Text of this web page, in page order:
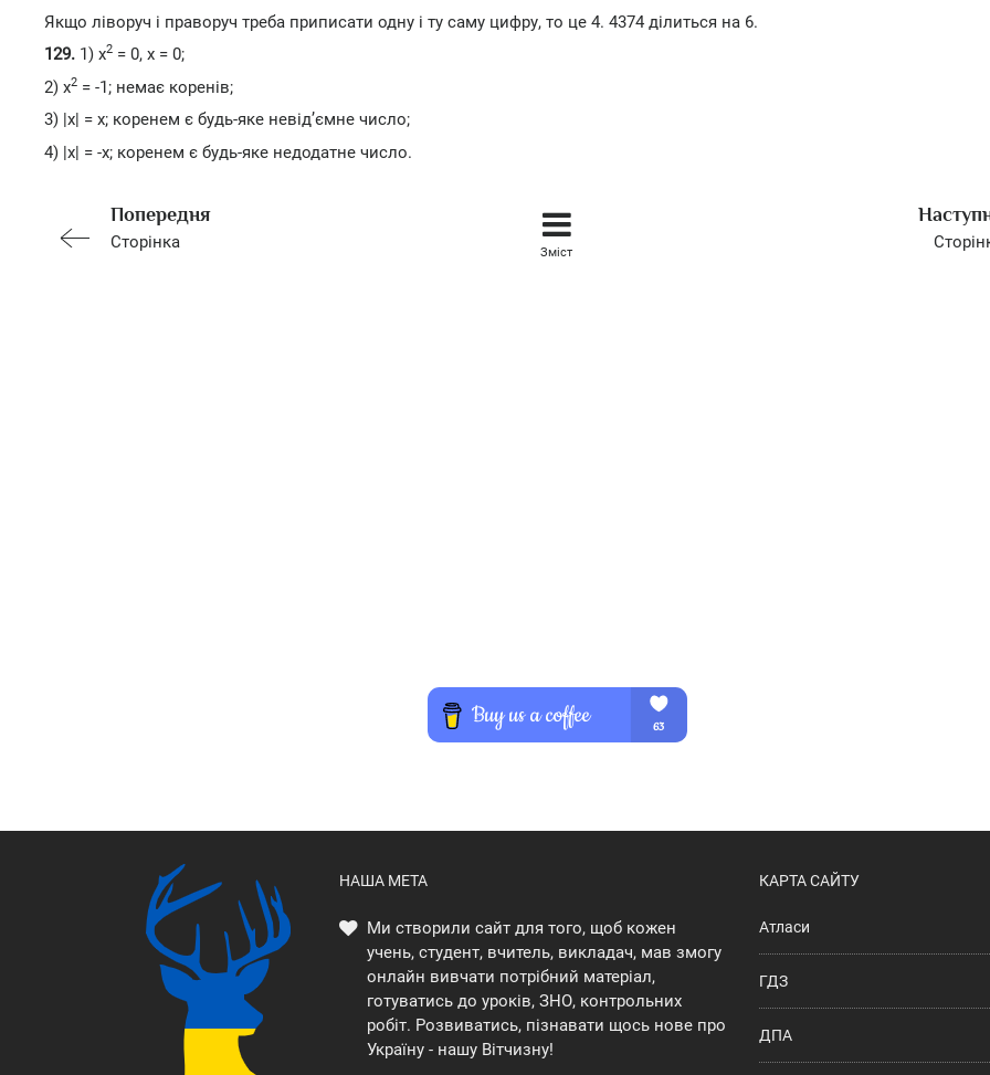
Якщо ліворуч і праворуч треба приписати одну і ту саму цифру, то це 4. 4374 ділиться на 6.
129. 1) х2 = 0, х = 0;
2) x2 = -1; немає коренів;
3) |х| = х; коренем є будь-яке невід’ємне число;
4) |х| = -х; коренем є будь-яке недодатне число.
Попередня
Сторінка
Зміст
НАША МЕТА
Ми створили сайт для того, щоб кожен
учень, студент, вчитель, викладач, мав змогу
онлайн вивчати потрібний матеріал,
готуватись до уроків, ЗНО, контрольних
робіт. Розвиватись, пізнавати щось нове про
Україну - нашу Вітчизну!
КАРТА САЙТУ
Атласи
ГДЗ
ДПА